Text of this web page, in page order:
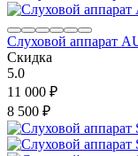
Слуховой аппарат
Скидка
5.0
11 000 ₽
8 500 ₽